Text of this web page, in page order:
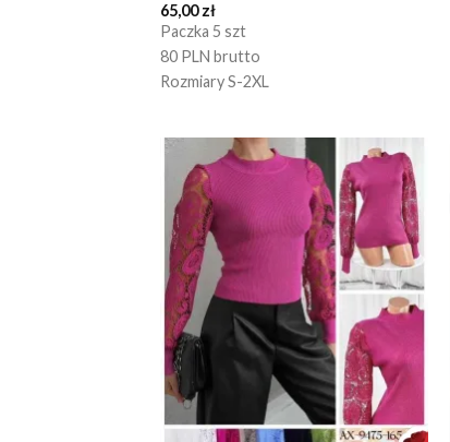
65,00zł
Paczka 5 szt
80 PLN brutto
Rozmiary S-2XL